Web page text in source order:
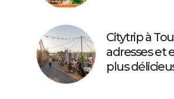
Citytrip à
adresses et
plus